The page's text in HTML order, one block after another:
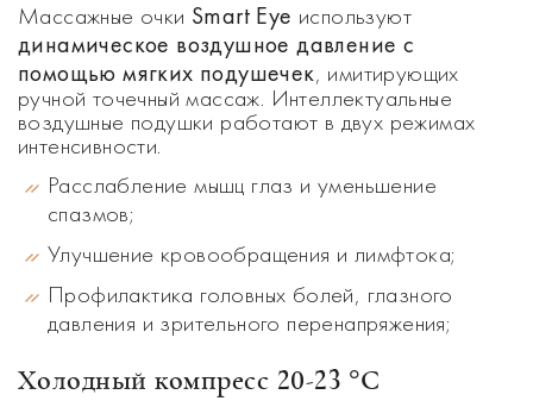
Массажные очки Smart Eye используют
динамическое воздушное давление с
помощью мягких подушечек, имитирующих
ручной точечный массаж. Интеллектуальные
воздушные подушки работают в двух режимах
интенсивности.
Расслабление мышц глаз и уменьшение
спазмов;
Улучшение кровообращения и лимфтока;
Профилактика головных болей, глазного
давления и зрительного перенапряжения;
Холодный компресс 20-23 °C